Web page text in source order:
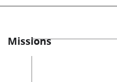
Missions